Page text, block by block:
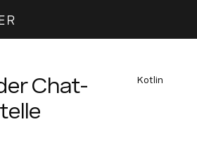
Kotlin
Chat-